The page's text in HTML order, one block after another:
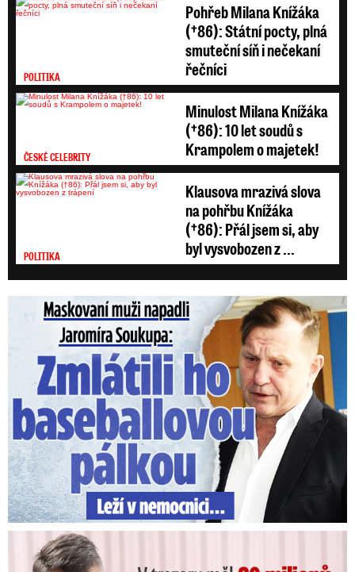
POLITIKA
Pohřeb Milana Knížáka
(†86): Státní pocty, plná
smuteční síň i nečekaní
řečníci
ČESKÉ CELEBRITY
Minulost Milana Knížáka
(†86): 10 let soudů s
Krampolem o majetek!
POLITIKA
Klausova mrazivá slova
na pohřbu Knížáka
(†86): Přál jsem si, aby
byl vysvobozen z ...
Maskovaní muži napadli Jaromíra Soukupa: Krvavá nakládačka
V trezoru měl 80 milionů: Policie obvinila exšéfa železnic!